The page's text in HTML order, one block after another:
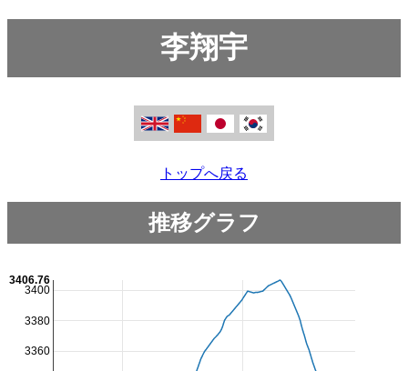
李翔宇
トップへ戻る
推移グラフ
3360
3380
3400
3406.76